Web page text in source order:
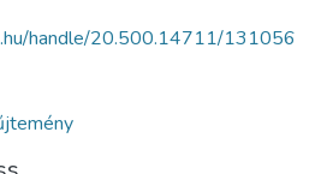
handle/20.500.14711/131056